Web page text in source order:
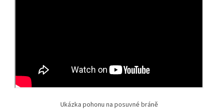
Ukázka pohonu na posuvné bráně